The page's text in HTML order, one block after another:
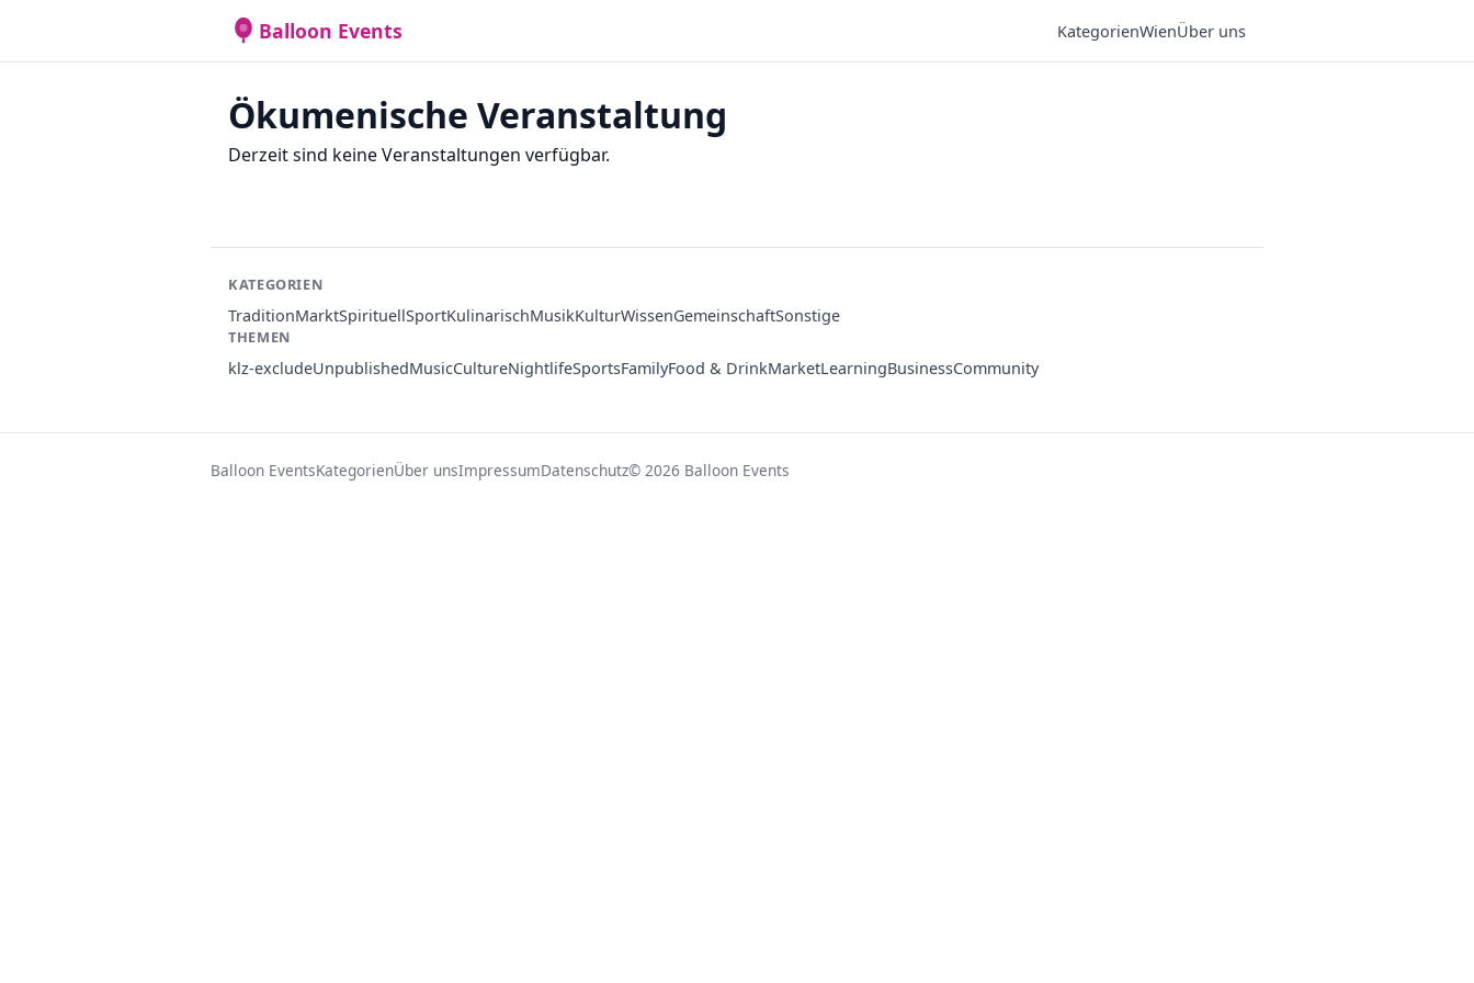
Balloon Events KategorienWienÜber uns
Ökumenische Veranstaltung
Derzeit sind keine Veranstaltungen verfügbar.
KATEGORIEN
TraditionMarktSpirituellSportKulinarischMusikKulturWissenGemeinschaftSonstige
THEMEN
klz-excludeUnpublishedMusicCultureNightlifeSportsFamilyFood & DrinkMarketLearningBusinessCommunity
Balloon EventsKategorienÜber unsImpressumDatenschutz© 2026 Balloon Events